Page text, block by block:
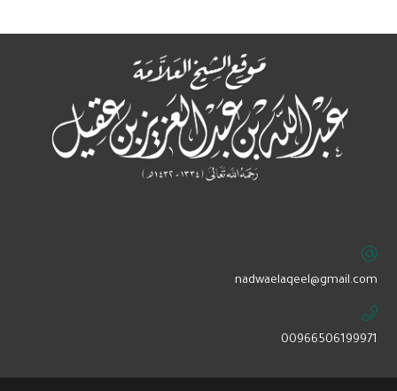
‏nadwaelaqeel@gmail.com
00966506199971